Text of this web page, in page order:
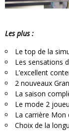
Les plus :
Le top de la
Les sensations
L’excellent
2 nouveaux
La saison
Le mode 2
La carrière Mon
Choix de la